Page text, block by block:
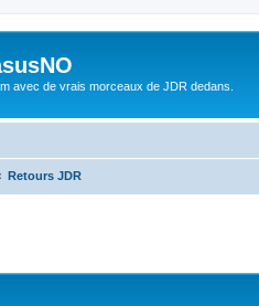
avec de vrais morceaux de JDR dedans.
Retours JDR